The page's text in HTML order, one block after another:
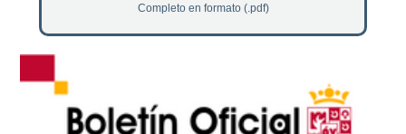
Completo en formato (.pdf)